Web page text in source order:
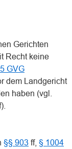
Gerichten
Recht keine
GVG
dem Landgericht
haben (vgl.
§§ 903 ff, § 1004